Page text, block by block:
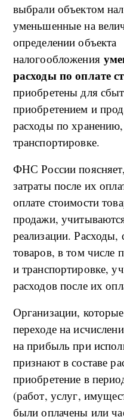
выбрали объектом
уменьшенные на
определении объекта
налогообложения
расходы по оплате
приобретены для
приобретением и
расходы по
транспортировке.
ФНС России
затраты после их
оплате стоимости
продажи,
реализации. Расходы,
товаров, в том
и транспортировке,
расходов после их
Организации,
переходе на
на прибыль при
признают в составе
приобретение в
(работ, услуг,
были оплачены или